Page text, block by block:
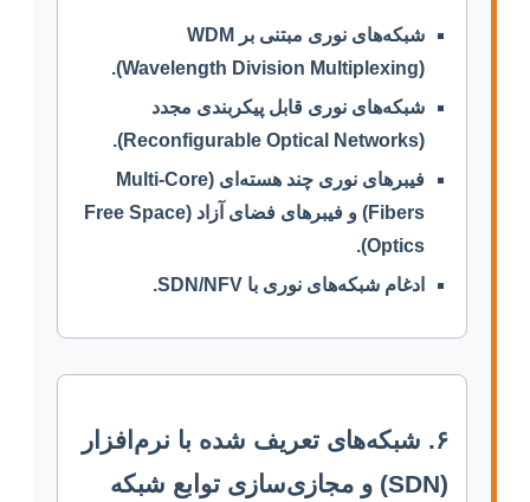
شبکه‌های نوری مبتنی بر WDM
(Wavelength Division Multiplexing).
شبکه‌های نوری قابل پیکربندی مجدد
(Reconfigurable Optical Networks).
فیبرهای نوری چند هسته‌ای (Multi-Core
Fibers) و فیبرهای فضای آزاد (Free Space
Optics).
ادغام شبکه‌های نوری با SDN/NFV.
۶. شبکه‌های تعریف شده با نرم‌افزار
(SDN) و مجازی‌سازی توابع شبکه